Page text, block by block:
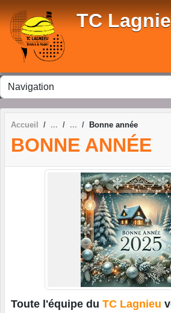
TC
Accueil Bonne année
BONNE ANNÉE
Toute l'équipe du TC Lagnieu